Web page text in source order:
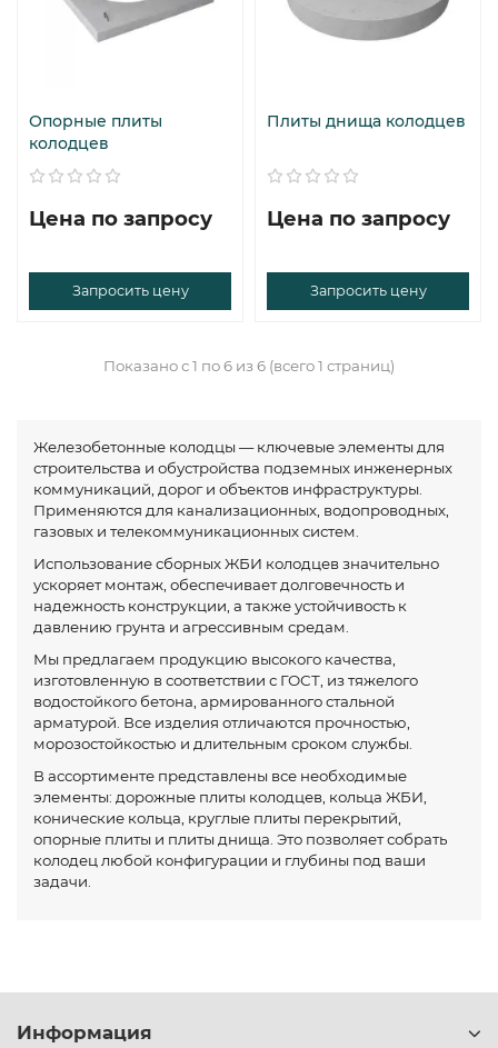
Опорные плиты
колодцев
Цена по запросу
Запросить цену
Плиты днища колодцев
Цена по запросу
Запросить цену
Показано с 1 по 6 из 6 (всего 1 страниц)
Железобетонные колодцы — ключевые элементы для
строительства и обустройства подземных инженерных
коммуникаций, дорог и объектов инфраструктуры.
Применяются для канализационных, водопроводных,
газовых и телекоммуникационных систем.
Использование сборных ЖБИ колодцев значительно
ускоряет монтаж, обеспечивает долговечность и
надежность конструкции, а также устойчивость к
давлению грунта и агрессивным средам.
Мы предлагаем продукцию высокого качества,
изготовленную в соответствии с ГОСТ, из тяжелого
водостойкого бетона, армированного стальной
арматурой. Все изделия отличаются прочностью,
морозостойкостью и длительным сроком службы.
В ассортименте представлены все необходимые
элементы: дорожные плиты колодцев, кольца ЖБИ,
конические кольца, круглые плиты перекрытий,
опорные плиты и плиты днища. Это позволяет собрать
колодец любой конфигурации и глубины под ваши
задачи.
Информация